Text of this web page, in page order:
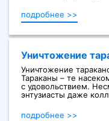
подробнее >>
Уничтожение
Уничтожение
Тараканы – те
с удовольствием.
энтузиасты даже
подробнее >>